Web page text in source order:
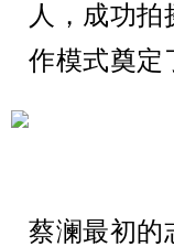
人，成功
作模式奠定
蔡澜最初的